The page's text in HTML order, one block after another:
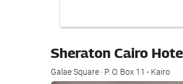
Sheraton Cairo
Galae Square · P. O. Box 11 - Kairo